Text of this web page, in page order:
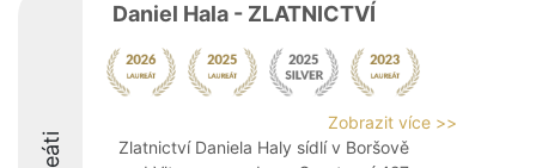
Daniel Hala - ZLATNICTVÍ
Zobrazit více >>
Zlatnictví Daniela Haly sídlí v Boršově